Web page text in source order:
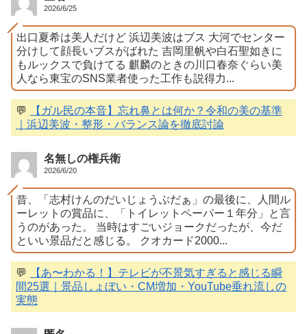
2026/6/25
出口夏希は美人だけど 浜辺美波はブス 大河でセンター
分けして顔長いブスがばれた 吉岡里帆や白石聖如きに
もルックスで負けてる 麒麟のときの川口春奈ぐらい美
人なら東宝のSNS業者使った工作も説得力...
💬
【ガル民の本音】忘れ鼻とは何か？令和の美の基準
｜浜辺美波・整形・バランス論を徹底討論
名無しの権兵衛
2026/6/20
昔、「志村けんのだいじょうぶだぁ」の最後に、人間ル
ーレットの賞品に、「トイレットペーパー１年分」と言
うのがあった。 当時はすごいジョークだったが、今だ
といい景品だと感じる。 クオカード2000...
💬
【あ〜わかる！】テレビが不景気すぎると感じる瞬
間25選｜景品しょぼい・CM増加・YouTube垂れ流しの
実態